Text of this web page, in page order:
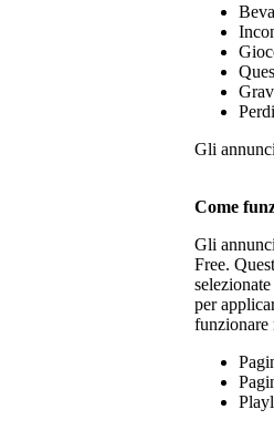
Gli
Come
Gli
Free.
per
funzionare